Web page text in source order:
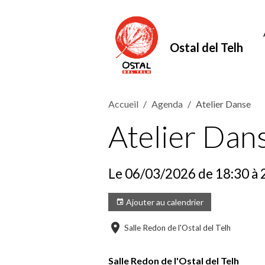
Ostal del Telh
Accueil Agenda Atelier Danse
Atelier
Le 06/03/2026 de 18:30à
Ajouter au calendrier
Salle Redon de l'Ostal del Telh
Salle Redon de l'Ostal del Telh